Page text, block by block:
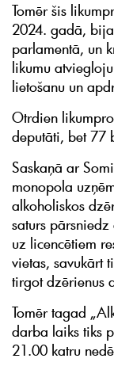
Tomēr šis
2024. gadā,
parlamentā, un
likumu
lietošanu un
Otrdien
deputāti, bet 77
Saskaņā ar
monopola
alkoholiskos
saturs pārsniedz
uz licencētiem
vietas, savukārt
tirgot dzērienus
Tomēr tagad
darba laiks tiks
21.00 katru